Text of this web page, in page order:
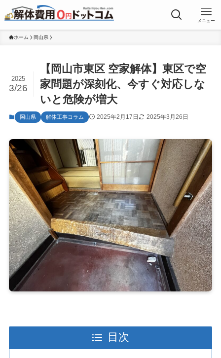
メニュー
ホーム 岡山県
【岡山市東区 空家解体】東区で空
家問題が深刻化、今すぐ対応しな
いと危険が増大
2025
3/26
岡山県 解体工事コラム 2025年2月17日 2025年3月26日
目次